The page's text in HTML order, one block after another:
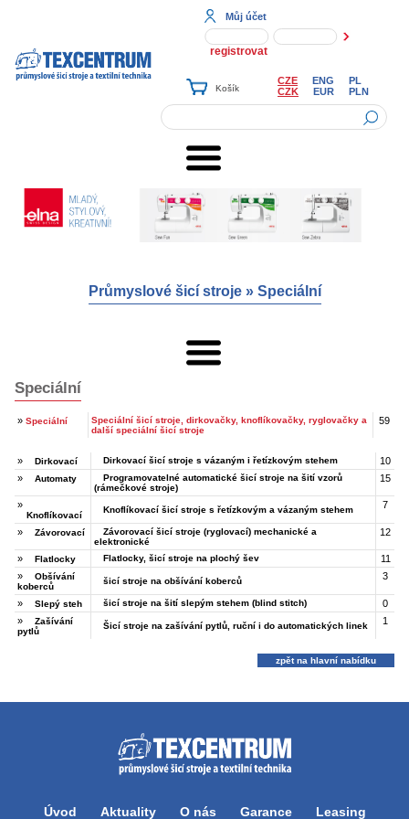
Můj účet
registrovat
CZE ENG
PL
CZK
EUR PLN
Průmyslové šicí stroje» Speciální
Speciální
» Speciální
Speciální šicí stroje, dirkovačky, knoflíkovačky, ryglovačky a
další speciální šicí stroje
59
» Dirkovací Dirkovací šicí stroje s vázaným i řetízkovým stehem
10
»
Automaty
Programovatelné automatické šicí stroje na šití vzorů
(rámečkové stroje)
15
»
Knoflíkovací
Knoflíkovací šicí stroje s řetízkovým a vázaným stehem 7
» Závorovací
Závorovací šicí stroje (ryglovací) mechanické a
elektronické
12
» Flatlocky Flatlocky, šicí stroje na plochý šev
11
»
Obšívání
koberců
šicí stroje na obšívání koberců 3
» Slepý steh šicí stroje na šití slepým stehem (blind stitch)
0
»
Zašívání
pytlů
Šicí stroje na zašívání pytlů, ruční i do automatických linek 1
zpět na hlavní nabídku
Úvod Aktuality O nás Garance Leasing